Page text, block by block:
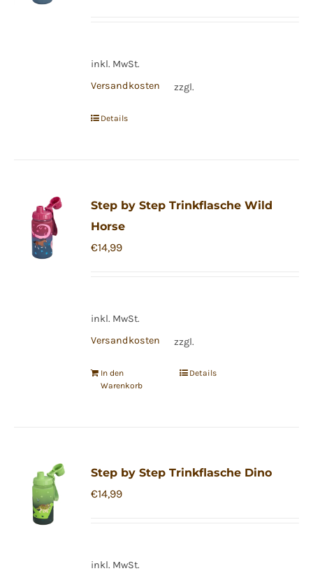
inkl. MwSt.
zzgl.
Versandkosten
Details
Step by Step Trinkflasche Wild
Horse
€14,99
inkl. MwSt.
zzgl.
Versandkosten
In den
Warenkorb
Details
Step by Step Trinkflasche Dino
€14,99
inkl. MwSt.